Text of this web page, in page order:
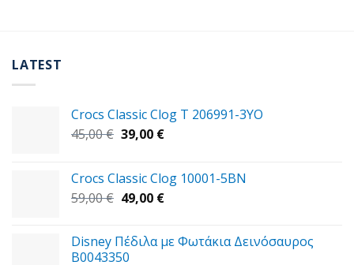
LATEST
Crocs Classic Clog T 206991-3YΟ
45,00€ Original
45,00 €.
39,00 €Η
είναι:
39,00 €.
Crocs Classic Clog 10001-5BN
59,00€ Original
59,00 €.
49,00 €Η
είναι:
Disney Πέδιλα με Φωτάκια Δεινόσαυρος
B0043350